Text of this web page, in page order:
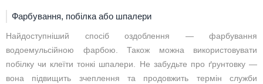
Фарбування, побілка або шпалери
Найдоступніший спосіб оздоблення — фарбування
водоемульсійною фарбою. Також можна використовувати
побілку чи клеїти тонкі шпалери. Не забудьте про ґрунтовку —
вона підвищить зчеплення та продовжить термін служби